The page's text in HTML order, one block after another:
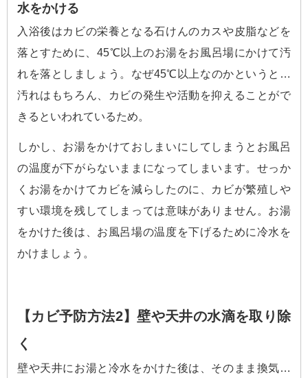
水をかける
入浴後はカビの栄養となる石けんのカスや皮脂などを
落とすために、45℃以上のお湯をお風呂場にかけて汚
れを落としましょう。なぜ45℃以上なのかというと…
汚れはもちろん、カビの発生や活動を抑えることがで
きるといわれているため。
しかし、お湯をかけておしまいにしてしまうとお風呂
の温度が下がらないままになってしまいます。せっか
くお湯をかけてカビを減らしたのに、カビが繁殖しや
すい環境を残してしまっては意味がありません。お湯
をかけた後は、お風呂場の温度を下げるために冷水を
かけましょう。
【カビ予防方法2】壁や天井の水滴を取り除
く
壁や天井にお湯と冷水をかけた後は、そのまま換気…